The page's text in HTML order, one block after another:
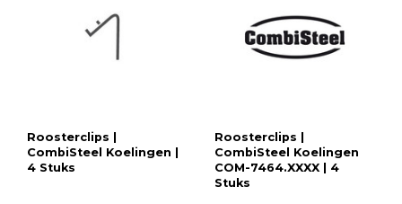
Roosterclips |
CombiSteel Koelingen |
4 Stuks
Roosterclips |
CombiSteel Koelingen
COM-7464.XXXX | 4
Stuks